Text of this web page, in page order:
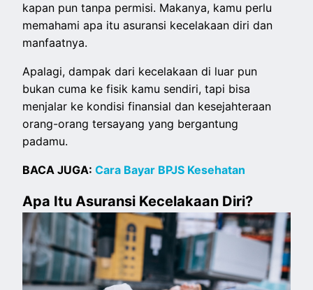
kapan pun tanpa permisi. Makanya, kamu perlu
memahami apa itu asuransi kecelakaan diri dan
manfaatnya.
Apalagi, dampak dari kecelakaan di luar pun
bukan cuma ke fisik kamu sendiri, tapi bisa
menjalar ke kondisi finansial dan kesejahteraan
orang-orang tersayang yang bergantung
padamu.
BACA JUGA:Cara Bayar BPJS Kesehatan
Apa Itu Asuransi Kecelakaan Diri?